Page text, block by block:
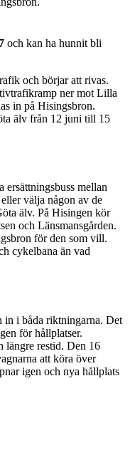
och kan ha hunnit bli
och börjar att rivas.
ner mot Lilla
in på Hisingsbron.
älv från 12 juni till 15
ersättningsbuss mellan
välja någon av de
älv. På Hisingen kör
och Länsmansgården.
för den som vill.
cykelbana än vad
i båda riktningarna. Det
för hållplatser.
längre restid. Den 16
att köra över
igen och nya hållplats